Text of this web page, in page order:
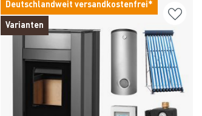
Deutschlandweit versandkostenfrei*
Varianten